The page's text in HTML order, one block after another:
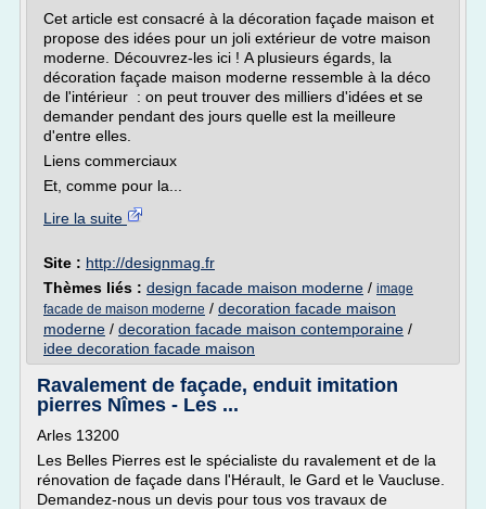
Cet article est consacré à la décoration façade maison et
propose des idées pour un joli extérieur de votre maison
moderne. Découvrez-les ici ! A plusieurs égards, la
décoration façade maison moderne ressemble à la déco
de l'intérieur : on peut trouver des milliers d'idées et se
demander pendant des jours quelle est la meilleure
d'entre elles.
Liens commerciaux
Et, comme pour la...
Lire la suite
Site : http://designmag.fr
Thèmes liés : design facade maison moderne / image
facade de maison moderne / decoration facade maison
moderne / decoration facade maison contemporaine /
idee decoration facade maison
Ravalement de façade, enduit imitation
pierres Nîmes - Les ...
Arles 13200
Les Belles Pierres est le spécialiste du ravalement et de la
rénovation de façade dans l'Hérault, le Gard et le Vaucluse.
Demandez-nous un devis pour tous vos travaux de